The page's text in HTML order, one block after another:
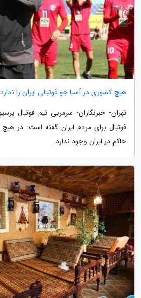
هیچ کشوری در آسیا جو فوتبالی ایران را ندارد
تهران- خبرنگاران- سرمربی تیم فوتبال
فوتبال برای مردم ایران گفته است: در
حاکم در ایران وجود ندارد.